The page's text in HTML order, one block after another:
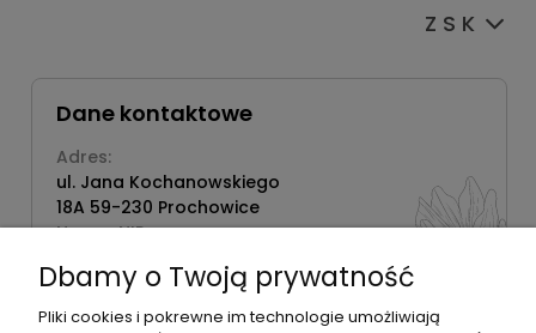
Z S K
Dane kontaktowe
Adres:
ul. Jana Kochanowskiego
18A 59-230 Prochowice
Numer NIP:
Telefon:
518358020
Dbamy o Twoją prywatność
Pliki cookies i pokrewne im technologie umożliwiają